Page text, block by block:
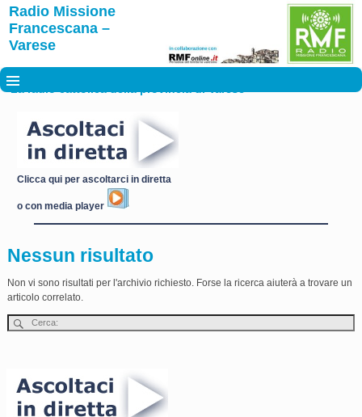
Radio Missione
Francescana –
Varese
La radio cattolica della provincia di Varese
Clicca qui per ascoltarci in diretta
o con media player
Nessun risultato
Non vi sono risultati per l'archivio richiesto. Forse la ricerca aiuterà a trovare un
articolo correlato.